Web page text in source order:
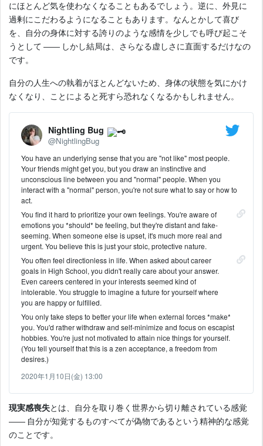
にほとんど気を使わなくなることもあるでしょう。逆に、外見に
過剰にこだわるようになることもあります。なんとかして喜び
を、自分の身体に対する誇りのような感情を少しでも呼び起こそ
うとして ―― しかし結局は、さらなる虚しさに直面するだけなの
です。
自分の人生への執着がほとんどないため、身体の状態を気にかけ
なくなり、ことによると死すら恐れなくなるかもしれません。
Nightling Bug
@NightlingBug
You have an underlying sense that you are "not like" most people.
Your friends might get you, but you draw an instinctive and
unconscious line between you and "normal" people. When you
interact with a "normal" person, you're not sure what to say or how to
act.
You find it hard to prioritize your own feelings. You're aware of
emotions you *should* be feeling, but they're distant and fake-
seeming. When someone else is upset, it's much more real and
urgent. You believe this is just your stoic, protective nature.
You often feel directionless in life. When asked about career
goals in High School, you didn't really care about your answer.
Even careers centered in your interests seemed kind of
intolerable. You struggle to imagine a future for yourself where
you are happy or fulfilled.
You only take steps to better your life when external forces *make*
you. You'd rather withdraw and self-minimize and focus on escapist
hobbies. You're just not motivated to attain nice things for yourself.
(You tell yourself that this is a zen acceptance, a freedom from
desires.)
2020年1月10日(金) 13:00
現実感喪失とは、自分を取り巻く世界から切り離されている感覚
―― 自分が知覚するものすべてが偽物であるという精神的な感覚
のことです。